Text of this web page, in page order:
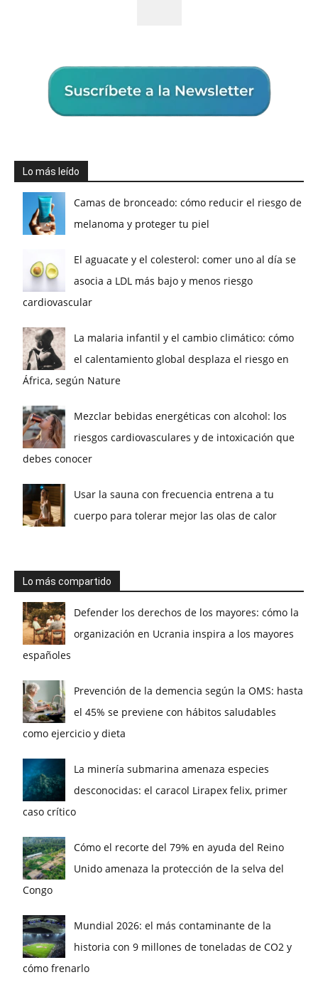
Lo más leído
Camas de bronceado: cómo reducir el riesgo de
melanoma y proteger tu piel
El aguacate y el colesterol: comer uno al día se
asocia a LDL más bajo y menos riesgo
cardiovascular
La malaria infantil y el cambio climático: cómo
el calentamiento global desplaza el riesgo en
África, según Nature
Mezclar bebidas energéticas con alcohol: los
riesgos cardiovasculares y de intoxicación que
debes conocer
Usar la sauna con frecuencia entrena a tu
cuerpo para tolerar mejor las olas de calor
Lo más compartido
Defender los derechos de los mayores: cómo la
organización en Ucrania inspira a los mayores
españoles
Prevención de la demencia según la OMS: hasta
el 45% se previene con hábitos saludables
como ejercicio y dieta
La minería submarina amenaza especies
desconocidas: el caracol Lirapex felix, primer
caso crítico
Cómo el recorte del 79% en ayuda del Reino
Unido amenaza la protección de la selva del
Congo
Mundial 2026: el más contaminante de la
historia con 9 millones de toneladas de CO2 y
cómo frenarlo